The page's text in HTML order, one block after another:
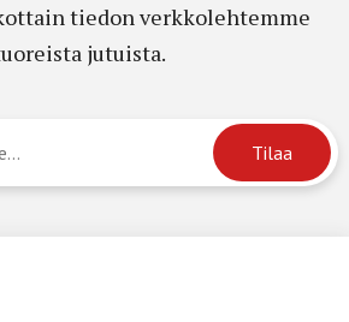
tiedon verkkolehtemme
jutuista.